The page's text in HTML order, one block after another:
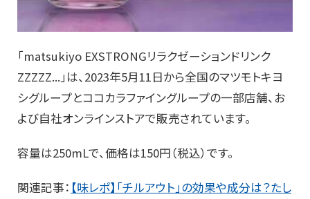
「matsukiyo EXSTRONGリラクゼーションドリンク
ZZZZZ...」は、2023年5月11日から全国のマツモトキヨ
シグループとココカラファイングループの一部店舗、お
よび自社オンラインストアで販売されています。
容量は250mLで、価格は150円（税込）です。
関連記事： 【味レポ】「チルアウト」の効果や成分は？たし